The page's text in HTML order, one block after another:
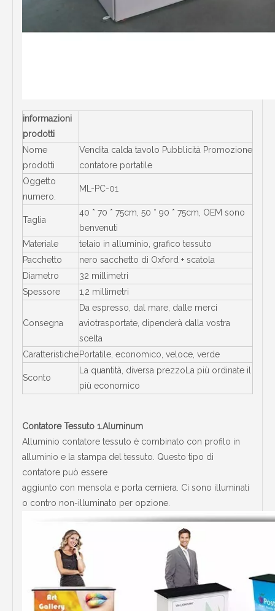
informazioni
prodotti
Nome
prodotti
Vendita calda tavolo Pubblicità Promozione
contatore portatile
Oggetto
numero.
ML-PC-01
Taglia
40 * 70 * 75cm, 50 * 90 * 75cm, OEM sono
benvenuti
Materiale
telaio in alluminio, grafico tessuto
Pacchetto
nero sacchetto di Oxford + scatola
Diametro
32 millimetri
Spessore
1,2 millimetri
Consegna
Da espresso, dal mare, dalle merci
aviotrasportate, dipenderà dalla vostra
scelta
CaratteristichePortatile, economico, veloce, verde
Sconto
La quantità, diversa prezzoLa più ordinate il
più economico
Contatore Tessuto 1.Aluminum
Alluminio contatore tessuto è combinato con profilo in
alluminio e la stampa del tessuto. Questo tipo di
contatore può essere
aggiunto con mensola e porta cerniera. Ci sono illuminati
o contro non-illuminato per opzione.